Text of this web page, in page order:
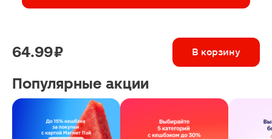
64.99 ₽ В корзину
Популярные акции